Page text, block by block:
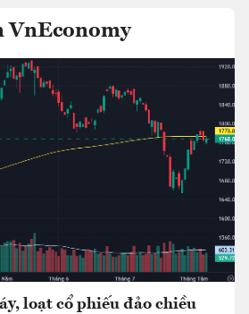
VnEconomy
loạt cổ phiếu đảo chiều